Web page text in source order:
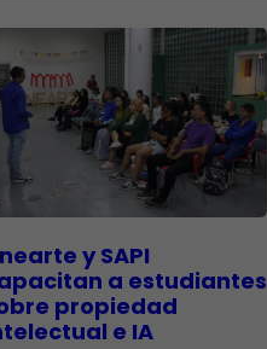
y SAPI
a estudiantes
propiedad
e IA